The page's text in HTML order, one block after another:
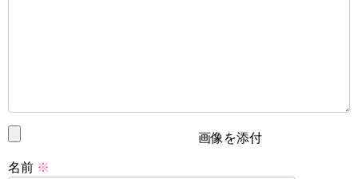
画像を添付
名前 ※